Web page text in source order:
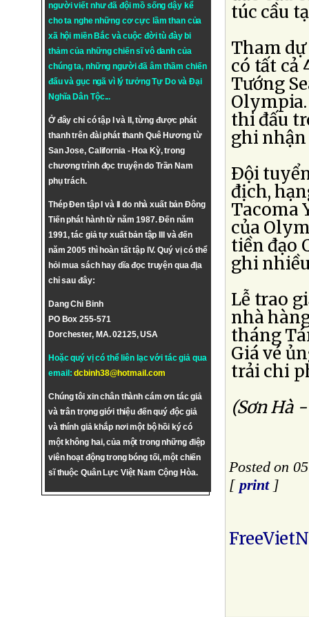
người viết như đã đội mồ sống dậy kể
cho ta nghe những cơ cực lầm than của
xã hội miền Bắc và cuộc đời tù đày bi
thảm của những chiến sĩ vô danh của
chúng ta, những người đã âm thầm chiến
đấu và gục ngã vì lý tưởngTự DovàĐại
Nghĩa Dân Tộc...
Ở đây chỉ có tập I và II, từng được phát
thanh trên đài phát thanh Quê Hương từ
San Jose, California - Hoa Kỳ, trong
chương trình đọc truyện do Trần Nam
phụ trách.
Thép Đen tập I và II do nhà xuất bản Đông
Tiến phát hành từ năm 1987. Đến năm
1991, tác giả tự xuất bản tập III và đến
năm 2005 thì hoàn tất tập IV. Quý vị có thể
hỏi mua sách hay dĩa đọc truyện qua địa
chỉ sau đây:
Dang Chi Binh
PO Box 255-571
Dorchester, MA. 02125, USA
Hoặc quý vị có thể liên lạc với tác giả qua
email:dcbinh38@hotmail.com
Chúng tôi xin chân thành cám ơn tác giả
và trân trọng giới thiệu đến quý độc giả
và thính giả khắp nơi một bộ hồi ký có
một không hai, của một trong những điệp
viên hoạt động trong bóng tối, một chiến
sĩ thuộc Quân Lực Việt Nam Cộng Hòa.
túc cầu
Tham dự
có tất cả
Tướng
Olympia.
thi đấu
ghi nhận
Ðội
địch,
Tacoma
của
tiền đạo
ghi
Lễ trao
nhà
tháng
Giá vé
trải chi
(Sơn Hà
Posted on
[ print]